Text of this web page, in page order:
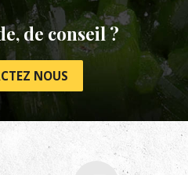
de conseil ?
NOUS